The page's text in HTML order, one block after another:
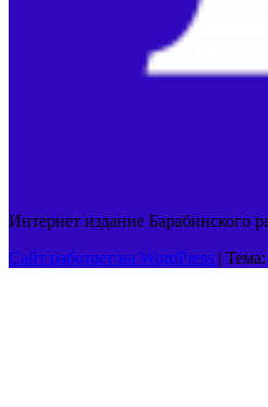
Интернет издание Барабинского
Сайт работает на WordPress |